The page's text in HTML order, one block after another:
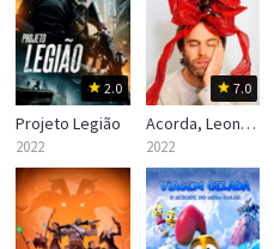
2.0
Projeto Legião
2022
7.0
Acorda, Leonard
2022